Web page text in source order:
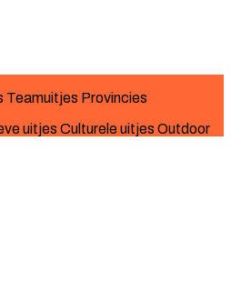
Teamuitjes Provincies
uitjes Culturele uitjes Outdoor